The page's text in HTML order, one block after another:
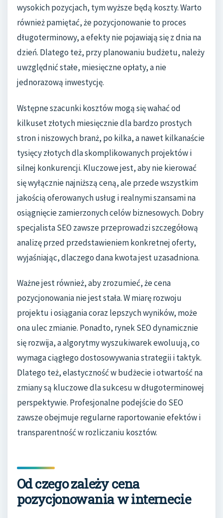
wysokich pozycjach, tym wyższe będą koszty. Warto
również pamiętać, że pozycjonowanie to proces
długoterminowy, a efekty nie pojawiają się z dnia na
dzień. Dlatego też, przy planowaniu budżetu, należy
uwzględnić stałe, miesięczne opłaty, a nie
jednorazową inwestycję.
Wstępne szacunki kosztów mogą się wahać od
kilkuset złotych miesięcznie dla bardzo prostych
stron i niszowych branż, po kilka, a nawet kilkanaście
tysięcy złotych dla skomplikowanych projektów i
silnej konkurencji. Kluczowe jest, aby nie kierować
się wyłącznie najniższą ceną, ale przede wszystkim
jakością oferowanych usług i realnymi szansami na
osiągnięcie zamierzonych celów biznesowych. Dobry
specjalista SEO zawsze przeprowadzi szczegółową
analizę przed przedstawieniem konkretnej oferty,
wyjaśniając, dlaczego dana kwota jest uzasadniona.
Ważne jest również, aby zrozumieć, że cena
pozycjonowania nie jest stała. W miarę rozwoju
projektu i osiągania coraz lepszych wyników, może
ona ulec zmianie. Ponadto, rynek SEO dynamicznie
się rozwija, a algorytmy wyszukiwarek ewoluują, co
wymaga ciągłego dostosowywania strategii i taktyk.
Dlatego też, elastyczność w budżecie i otwartość na
zmiany są kluczowe dla sukcesu w długoterminowej
perspektywie. Profesjonalne podejście do SEO
zawsze obejmuje regularne raportowanie efektów i
transparentność w rozliczaniu kosztów.
Od czego zależy cena
pozycjonowania w internecie